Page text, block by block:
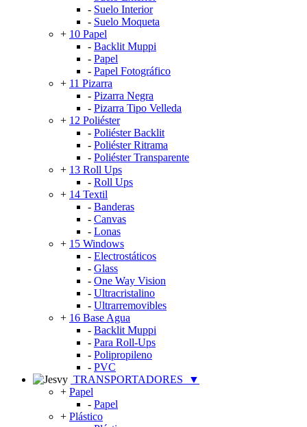
- Suelo Interior
- Suelo Moqueta
+ 10 Papel
- Backlit Muppi
- Papel
- Papel Fotográfico
+ 11 Pizarra
- Pizarra Negra
- Pizarra Tipo Velleda
+ 12 Poliéster
- Poliéster Backlit
- Poliéster Ritrama
- Poliéster Transparente
+ 13 Roll Ups
- Roll Ups
+ 14 Textil
- Banderas
- Canvas
- Lonas
+ 15 Windows
- Electrostáticos
- Glass
- One Way Vision
- Ultracristalino
- Ultrarremovibles
+ 16 Base Agua
- Backlit Muppi
- Para Roll-Ups
- Polipropileno
- PVC
TRANSPORTADORES
▼
+ Papel
- Papel
+ Plástico